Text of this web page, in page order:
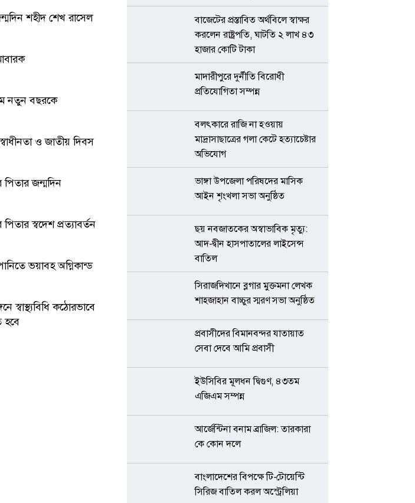
শহীদ শেখ রাসেল
নতুন বছরকে
ও জাতীয় দিবস
পিতার জন্মদিন
স্বদেশ প্রত্যাবর্তন
ভয়াবহ অগ্নিকান্ড
স্বাস্থ্যবিধি কঠোরভাবে
হবে
বাজেটের প্রস্তাবিত অর্থবিলে স্বাক্ষর
করলেন রাষ্ট্রপতি, ঘাটতি ২ লাখ ৪৩
হাজার কোটি টাকা
মাদারীপুরে দুর্নীতি বিরোধী
প্রতিযোগিতা সম্পন্ন
বলৎকারে রাজি না হওয়ায়
মাদ্রাসাছাত্রের গলা কেটে হত্যাচেষ্টার
অভিযোগ
ভাঙ্গা উপজেলা পরিষদের মাসিক
আইন শৃংখলা সভা অনুষ্ঠিত
ছয় নবজাতকের অস্বাভাবিক মৃত্যু:
আদ-দ্বীন হাসপাতালের লাইসেন্স
বাতিল
সিরাজদিখানে ব্লগার মুক্তমনা লেখক
শাহজাহান বাচ্চুর স্মরণ সভা অনুষ্ঠিত
প্রবাসীদের বিমানবন্দর যাতায়াত
সেবা দেবে আমি প্রবাসী
ইউসিবির মূলধন দ্বিগুণ, ৪৩তম
এজিএম সম্পন্ন
আর্জেন্টিনা বনাম ব্রাজিল: তারকারা
কে কোন দলে
বাংলাদেশের বিপক্ষে টি-টোয়েন্টি
সিরিজ বাতিল করল অস্ট্রেলিয়া